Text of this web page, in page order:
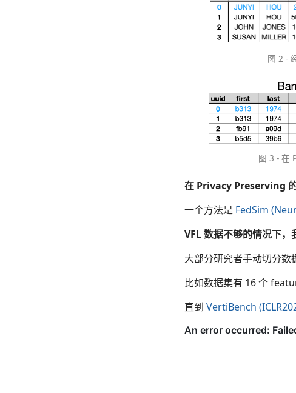
图 2 -
图 3 - 在
在 Privacy Preserving
一个方法是 FedSim
VFL 数据不够的情况下，
大部分研究者手动切分数
比如数据集有 16 个
直到 VertiBench